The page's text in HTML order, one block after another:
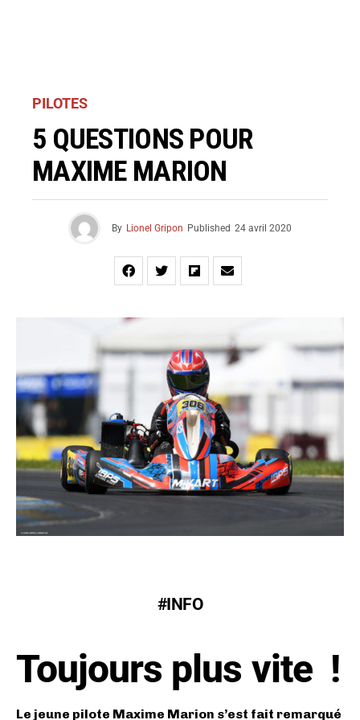
PILOTES
5 QUESTIONS POUR
MAXIME MARION
By Lionel Gripon Published 24 avril 2020
#INFO
Toujours plus vite !
Le jeune pilote Maxime Marion s’est fait remarqué